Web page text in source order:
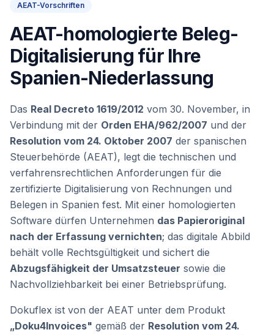
AEAT-Vorschriften
AEAT-homologierte Beleg-
Digitalisierung für Ihre
Spanien-Niederlassung
Das Real Decreto 1619/2012 vom 30. November, in
Verbindung mit der Orden EHA/962/2007 und der
Resolution vom 24. Oktober 2007 der spanischen
Steuerbehörde (AEAT), legt die technischen und
verfahrensrechtlichen Anforderungen für die
zertifizierte Digitalisierung von Rechnungen und
Belegen in Spanien fest. Mit einer homologierten
Software dürfen Unternehmen das Papieroriginal
nach der Erfassung vernichten; das digitale Abbild
behält volle Rechtsgültigkeit und sichert die
Abzugsfähigkeit der Umsatzsteuer sowie die
Nachvollziehbarkeit bei einer Betriebsprüfung.
Dokuflex ist von der AEAT unter dem Produkt
„Doku4Invoices" gemäß der Resolution vom 24.